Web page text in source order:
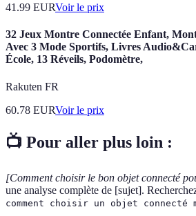
41.99 EURVoir le prix
32 Jeux Montre Connectée Enfant,
Avec 3 Mode Sportifs, Livres
École, 13 Réveils, Podomètre,
Rakuten FR
60.78 EURVoir le prix
📺 Pour aller plus loin :
[Comment choisir le bon objet connecté
une analyse complète de [sujet].
comment choisir un objet connecté